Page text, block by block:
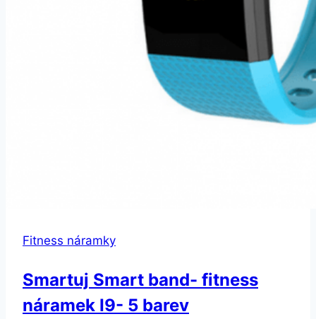
Fitness náramky
Smartuj Smart band- fitness
náramek I9- 5 barev